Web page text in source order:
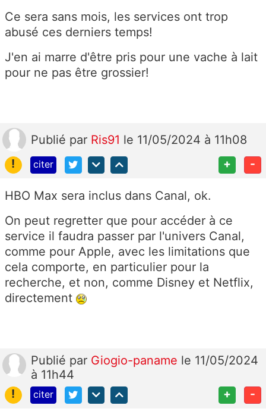
Ce sera sans mois, les services ont trop
abusé ces derniers temps!
J'en ai marre d'être pris pour une vache à lait
pour ne pas être grossier!
Publié par Ris91 le 11/05/2024 à 11h08
!
citer + -
HBO Max sera inclus dans Canal, ok.
On peut regretter que pour accéder à ce
service il faudra passer par l'univers Canal,
comme pour Apple, avec les limitations que
cela comporte, en particulier pour la
recherche, et non, comme Disney et Netflix,
directement
Publié par Giogio-paname le 11/05/2024
à 11h44
!
citer + -